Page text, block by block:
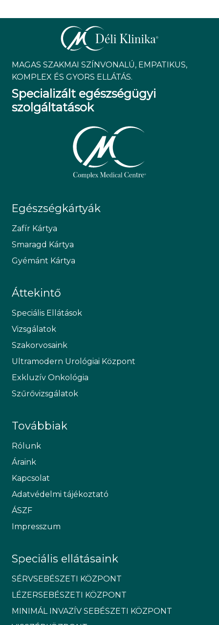
MAGAS SZAKMAI SZÍNVONALÚ, EMPATIKUS,
KOMPLEX ÉS GYORS ELLÁTÁS.
Specializált egészségügyi
szolgáltatások
Egészségkártyák
Zafír Kártya
Smaragd Kártya
Gyémánt Kártya
Áttekintő
Speciális Ellátások
Vizsgálatok
Szakorvosaink
Ultramodern Urológiai Központ
Exkluzív Onkológia
Szűrővizsgálatok
Továbbiak
Rólunk
Áraink
Kapcsolat
Adatvédelmi tájékoztató
ÁSZF
Impresszum
Speciális ellátásaink
SÉRVSEBÉSZETI KÖZPONT
LÉZERSEBÉSZETI KÖZPONT
MINIMÁL INVAZÍV SEBÉSZETI KÖZPONT